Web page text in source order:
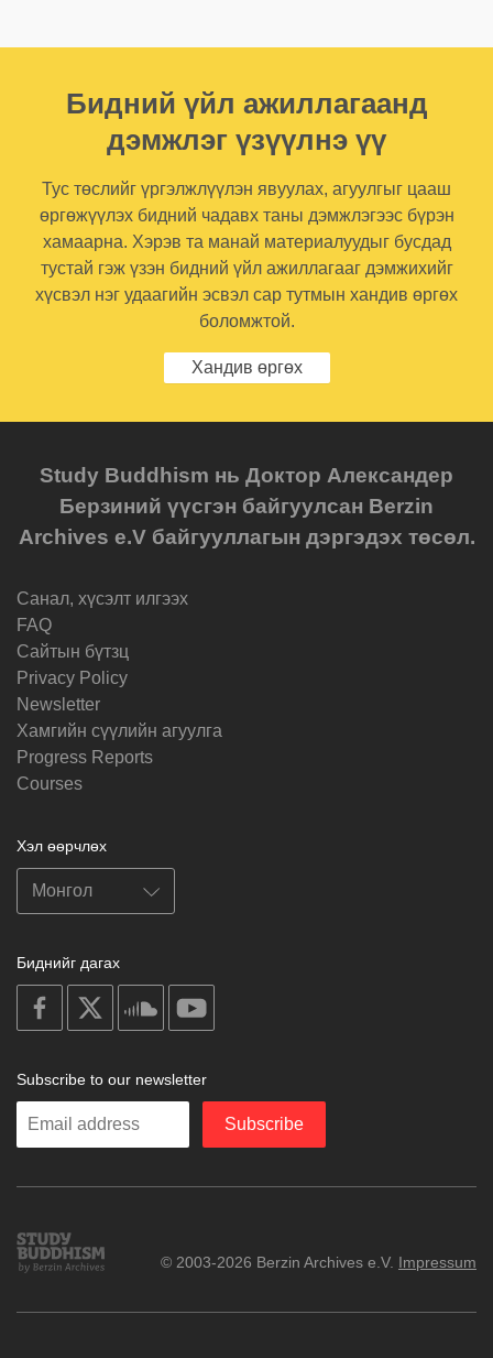
Бидний үйл ажиллагаанд
дэмжлэг үзүүлнэ үү
Тус төслийг үргэлжлүүлэн явуулах, агуулгыг цааш
өргөжүүлэх бидний чадавх таны дэмжлэгээс бүрэн
хамаарна. Хэрэв та манай материалуудыг бусдад
тустай гэж үзэн бидний үйл ажиллагааг дэмжихийг
хүсвэл нэг удаагийн эсвэл сар тутмын хандив өргөх
боломжтой.
Хандив өргөх
Study Buddhism нь Доктор Александер
Берзиний үүсгэн байгуулсан Berzin
Archives e.V байгууллагын дэргэдэх төсөл.
Санал, хүсэлт илгээх
FAQ
Cайтын бүтзц
Privacy Policy
Newsletter
Хамгийн сүүлийн агуулга
Progress Reports
Courses
Хэл өөрчлөх
Биднийг дагах
on
facebook
soundcloud
Subscribe to our newsletter
Enter
Subscribe
Study
Buddhism
© 2003-2026 Berzin Archives e.V. Impressum